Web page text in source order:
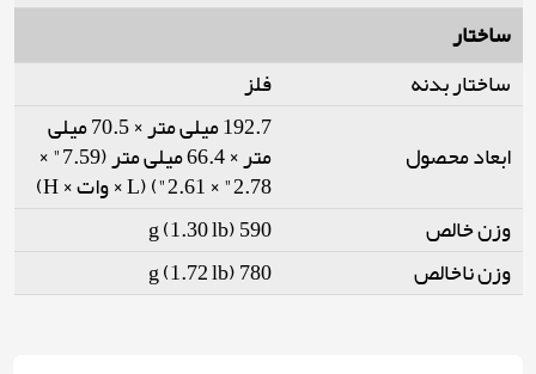
ساختار
ساختار بدنه
فلز
ابعاد محصول
192.7 میلی متر × 70.5 میلی
متر × 66.4 میلی متر (7.59" ×
2.78" × 2.61") (L × وات × H)
وزن خالص
590 g (1.30 lb)
وزن ناخالص
780 g (1.72 lb)